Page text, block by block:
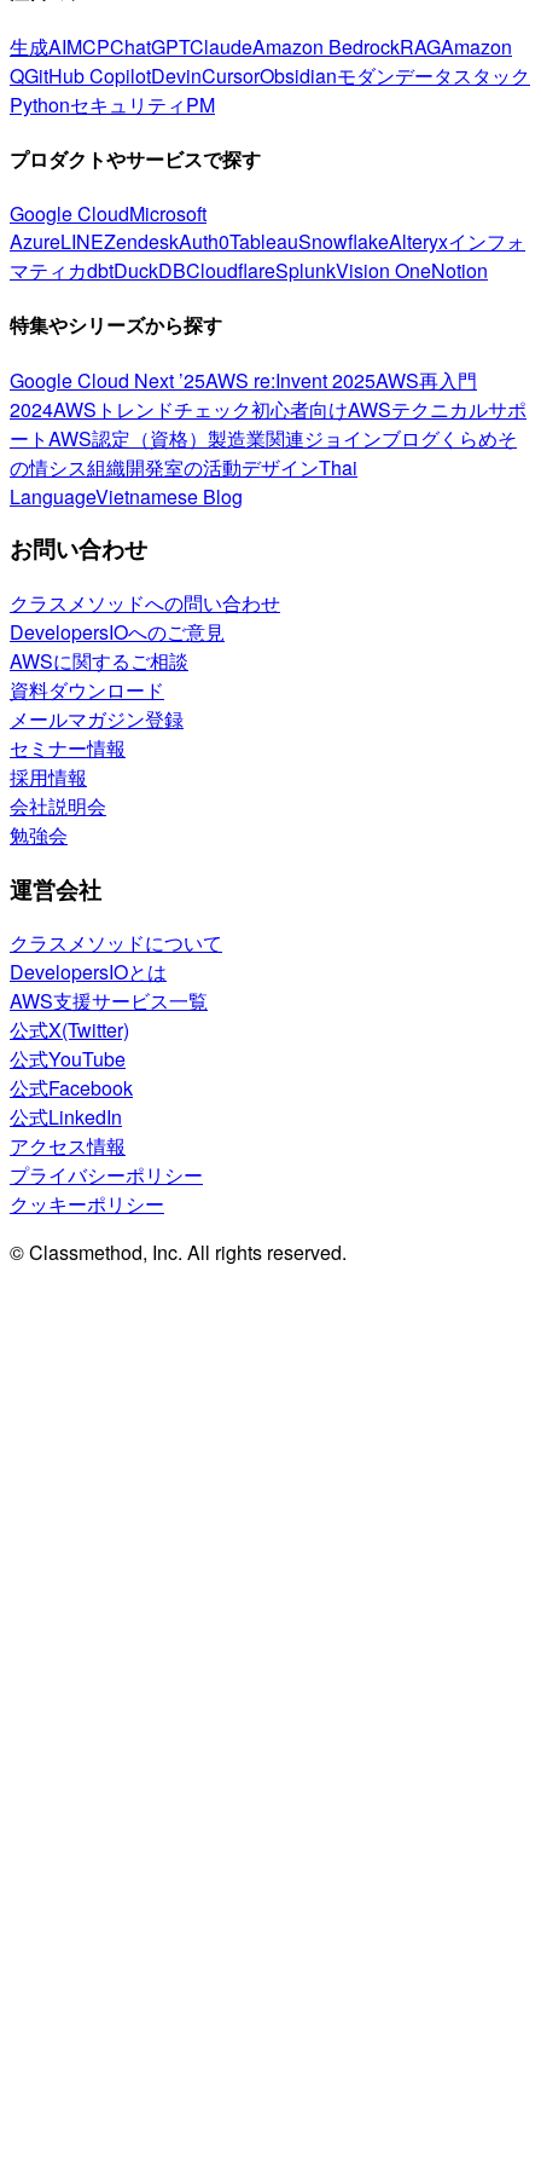
生成AIMCPChatGPTClaudeAmazon BedrockRAGAmazon
QGitHub CopilotDevinCursorObsidianモダンデータスタック
PythonセキュリティPM
プロダクトやサービスで探す
Google CloudMicrosoft
AzureLINEZendeskAuth0TableauSnowflakeAlteryxインフォ
マティカdbtDuckDBCloudflareSplunkVision OneNotion
特集やシリーズから探す
Google Cloud Next ’25AWS re:Invent 2025AWS再入門
2024AWSトレンドチェック初心者向けAWSテクニカルサポ
ートAWS認定（資格） 製造業関連ジョインブログくらめそ
の情シス組織開発室の活動デザインThai
LanguageVietnamese Blog
お問い合わせ
クラスメソッドへの問い合わせ
DevelopersIOへのご意見
AWSに関するご相談
資料ダウンロード
メールマガジン登録
セミナー情報
採用情報
会社説明会
勉強会
運営会社
クラスメソッドについて
DevelopersIOとは
AWS支援サービス一覧
公式X(Twitter)
公式YouTube
公式Facebook
公式LinkedIn
アクセス情報
プライバシーポリシー
クッキーポリシー
© Classmethod, Inc. All rights reserved.